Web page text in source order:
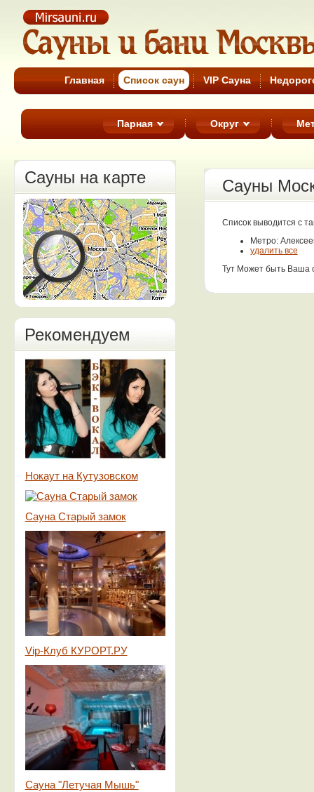
Cауны Москвы
Главная Список cаун VIP Сауна
Парная Округ
Сауны на карте
Рекомендуем
Нокаут на Кутузовском
Сауна Старый замок
Vip-Клуб КУРОРТ.РУ
Сауна "Летучая Мышь"
Сауны
Список выводится с
Метро:
удалить все
Тут Может быть Ваша